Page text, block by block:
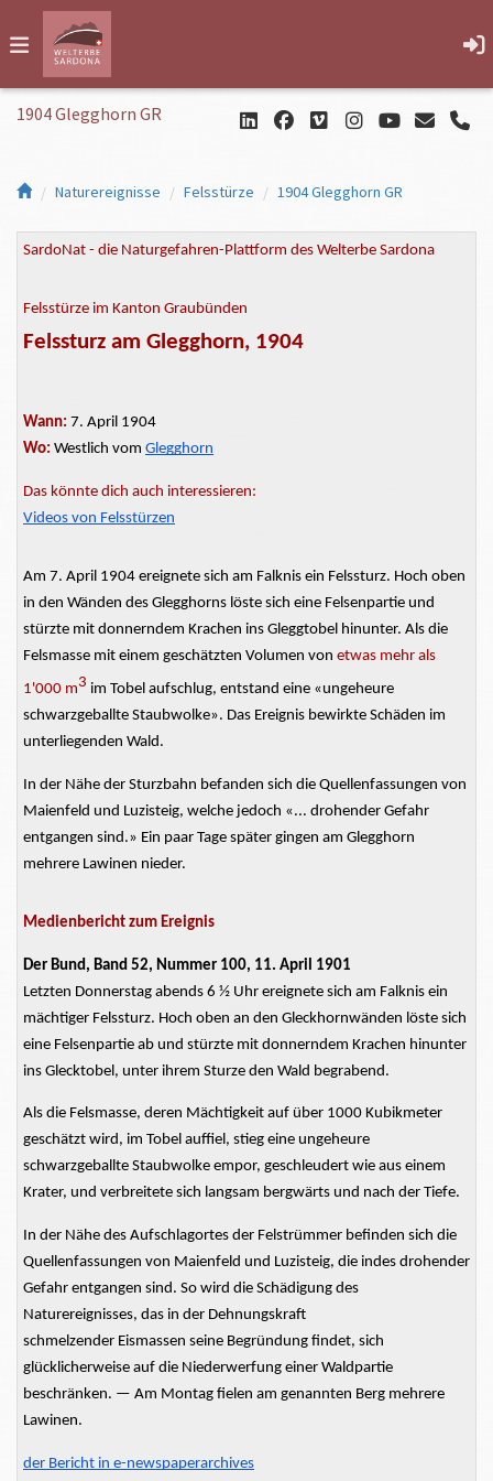
1904 Glegghorn GR
Naturereignisse Felsstürze 1904 Glegghorn GR
SardoNat - die Naturgefahren-Plattform des Welterbe Sardona
Felsstürze im Kanton Graubünden
Felssturz am Glegghorn, 1904
Wann: 7. April 1904
Wo: Westlich vom Glegghorn
Das könnte dich auch interessieren:
Videos von Felsstürzen
Am 7. April 1904 ereignete sich am Falknis ein Felssturz. Hoch oben
in den Wänden des Glegghorns löste sich eine Felsenpartie und
stürzte mit donnerndem Krachen ins Gleggtobel hinunter. Als die
Felsmasse mit einem geschätzten Volumen von etwas mehr als
1'000 m3 im Tobel aufschlug, entstand eine «ungeheure
schwarzgeballte Staubwolke». Das Ereignis bewirkte Schäden im
unterliegenden Wald.
In der Nähe der Sturzbahn befanden sich die Quellenfassungen von
Maienfeld und Luzisteig, welche jedoch «... drohender Gefahr
entgangen sind.» Ein paar Tage später gingen am Glegghorn
mehrere Lawinen nieder.
Medienbericht zum Ereignis
Der Bund, Band 52, Nummer 100, 11. April 1901
Letzten Donnerstag abends 6 ½ Uhr ereignete sich am Falknis ein
mächtiger Felssturz. Hoch oben an den Gleckhornwänden löste sich
eine Felsenpartie ab und stürzte mit donnerndem Krachen hinunter
ins Glecktobel, unter ihrem Sturze den Wald begrabend.
Als die Felsmasse, deren Mächtigkeit auf über 1000 Kubikmeter
geschätzt wird, im Tobel auffiel, stieg eine ungeheure
schwarzgeballte Staubwolke empor, geschleudert wie aus einem
Krater, und verbreitete sich langsam bergwärts und nach der Tiefe.
In der Nähe des Aufschlagortes der Felstrümmer befinden sich die
Quellenfassungen von Maienfeld und Luzisteig, die indes drohender
Gefahr entgangen sind. So wird die Schädigung des
Naturereignisses, das in der Dehnungskraft
schmelzender Eismassen seine Begründung findet, sich
glücklicherweise auf die Niederwerfung einer Waldpartie
beschränken. — Am Montag fielen am genannten Berg mehrere
Lawinen.
der Bericht in e-newspaperarchives